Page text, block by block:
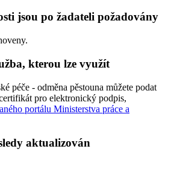
jsou po žadateli požadovány
kterou lze využít
péče - odměna pěstouna můžete podat
pro elektronický podpis,
portálu Ministerstva práce a
aktualizován